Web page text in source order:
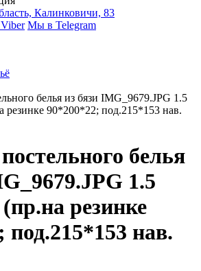
Калинковичи, 83
Мы в Telegram
белья из бязи IMG_9679.JPG 1.5
резинке 90*200*22; под.215*153 нав.
белья
1.5
резинке
под.215*153 нав.